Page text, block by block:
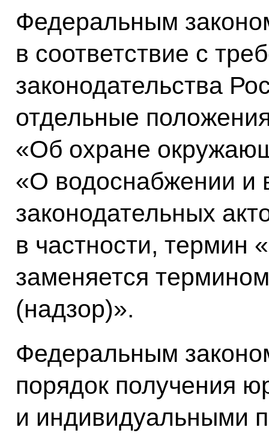
Федеральным
в соответствие с
законодательства
отдельные
«Об охране
«О водоснабжении и
законодательных
в частности, термин
заменяется
(надзор)».
Федеральным
порядок получения
и индивидуальными